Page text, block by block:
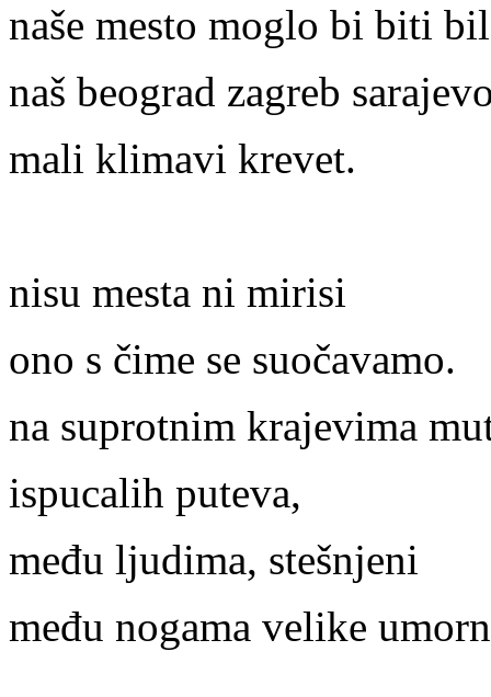
naše mesto moglo bi biti
naš beograd zagreb
mali klimavi krevet.
nisu mesta ni mirisi
ono s čime se suočavamo.
na suprotnim krajevima
ispucalih puteva,
među ljudima, stešnjeni
među nogama velike